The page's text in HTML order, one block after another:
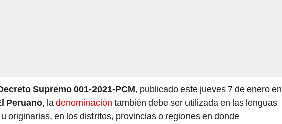
Supremo 001-2021-PCM, publicado este jueves 7 de enero en
Peruano, ladenominación también debe ser utilizada en las lenguas
originarias, en los distritos, provincias o regiones en donde